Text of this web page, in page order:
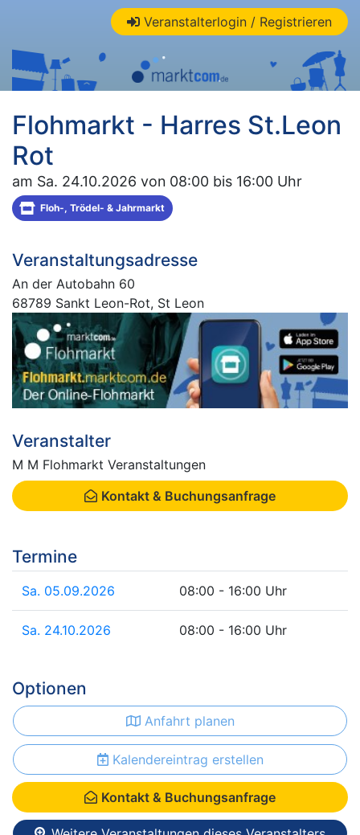
Veranstalterlogin / Registrieren
Flohmarkt - Harres St.Leon
Rot
am Sa. 24.10.2026 von 08:00 bis 16:00 Uhr
Floh-, Trödel- & Jahrmarkt
Veranstaltungsadresse
An der Autobahn 60
68789 Sankt Leon-Rot, St Leon
Veranstalter
M M Flohmarkt Veranstaltungen
Kontakt & Buchungsanfrage
Termine
Sa. 05.09.2026 08:00 - 16:00 Uhr
Sa. 24.10.2026 08:00 - 16:00 Uhr
Optionen
Anfahrt planen
Kalendereintrag erstellen
Kontakt & Buchungsanfrage